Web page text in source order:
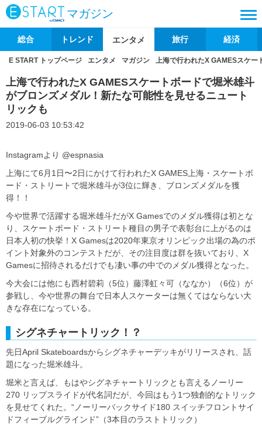
マガジン
総合 トレンド エンタメ 旅行 経済
E START トップページ エンタメ マガジン 上海で行われたX GAMESスケー
上海で行われたX GAMESスケートボードで堀米雄斗
がブロンズメダル！新たな可能性を見せるニュート
リックも
2019-06-03 10:53:42
Instagramより @espnasia
上海にて6月1日〜2日にかけて行われたX GAMES上海・スケートボ
ード・ストリートで堀米雄斗が3位に輝き、ブロンズメダルを獲
得！！
今や世界で活躍する堀米雄斗だがX Gamesでのメダル獲得は初とな
り、スケートボード・ストリート種目の男子で表彰台に上がるのは
日本人初の快挙！X Gamesは2020年東京オリンピック出場の為のポ
イント対象外のコンテストだが、その注目度は群を抜いており、X
Gamesに招待されるだけでも凄い事の中でのメダル獲得となった。
今大会には他にも西村碧莉（5位）藤澤虹々可（ななか）（6位）が
参戦し、今や世界の舞台で日本人スケーターは無くてはならない大
きな存在になっている。
シグネチャートリック！？
先日April Skateboardsからシグネチャーデッキがリリースされ、話
題になった堀米雄斗。
堀米と言えば、もはやシグネチャートリックとも言えるノーリー
270 リップスライドが代名詞だが、今回はもう1つ独創的なトリック
を見せてくれた。“ノーリーバックサイド180 スイッチフロントサイ
ドフィーブルグラインド”（3本目のラストトリック）